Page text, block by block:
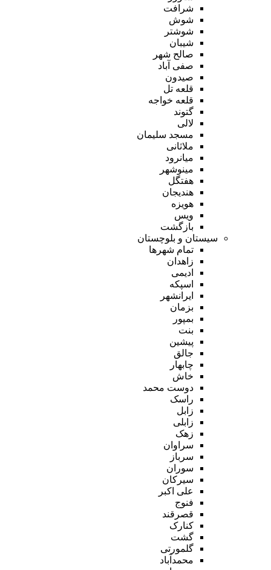
شرافت
شوش
شوشتر
شیبان
صالح شهر
صفی آباد
صیدون
قلعه تل
قلعه خواجه
گتوند
لالی
مسجد سلیمان
ملاثانی
میانرود
مینوشهر
هفتگل
هندیجان
هویزه
ویس
بازگشت
سیستان و بلوچستان
تمام شهر‌ها
زاهدان
ادیمی
اسپکه
ایرانشهر
بزمان
بمپور
بنت
پیشین
جالق
چابهار
خاش
دوست محمد
راسک
زابل
زابلی
زهک
سراوان
سرباز
سوران
سیرکان
علی اکبر
فنوج
قصرقند
کنارک
گشت
گلمورتی
محمدآباد